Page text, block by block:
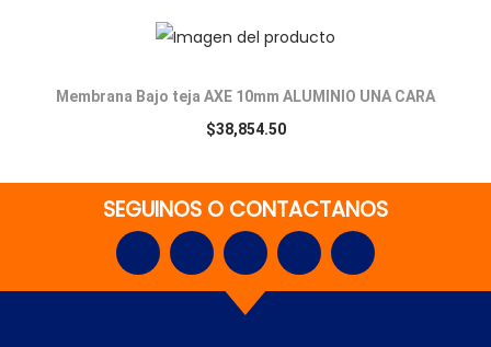
Membrana Bajo teja AXE 10mm ALUMINIO UNA CARA
$38,854.50
SEGUINOS O CONTACTANOS